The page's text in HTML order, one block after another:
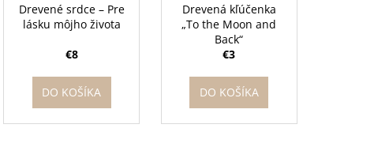
Drevené srdce – Pre
lásku môjho života
€8
DO KOŠÍKA
Drevená kľúčenka
„To the Moon and
Back“
€3
DO KOŠÍKA